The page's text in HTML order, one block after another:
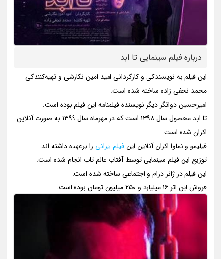
درباره فیلم سینمایی تا ابد
این فیلم به نویسندگی و کارگردانی امید امین نگارشی و تهیه‌کنندگی
محمد نجفی زاده ساخته شده است.
امیرحسین دواتگر دیگر نویسنده فیلمنامه این فیلم بوده است.
تا ابد محصول سال ۱۳۹۸ است که در مهرماه سال ۱۳۹۹ به صورت آنلاین
اکران شده است.
فیلیمو و نماوا اکران آنلاین اینفیلم ایرانی را برعهده داشته اند.
توزیع این فیلم سینمایی توسط آفتاب عالم تاب انجام شده است.
این فیلم در ژانر درام و اجتماعی ساخته شده است.
فروش این اثر ۱۶ میلیارد و ۲۵۰ میلیون تومان بوده است.